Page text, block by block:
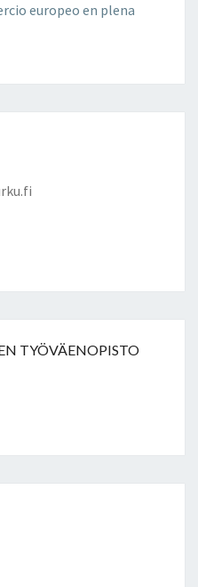
europeo en plena
TYÖVÄENOPISTO